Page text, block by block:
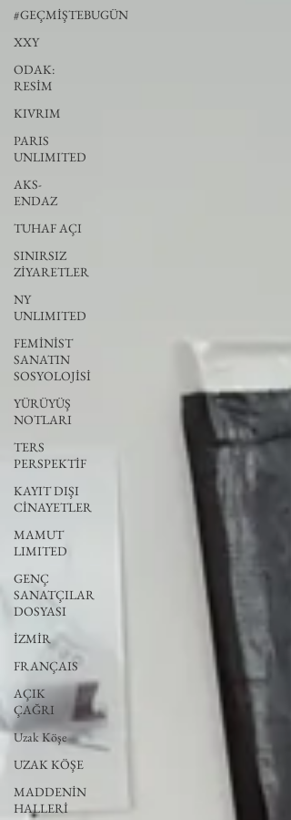
#GEÇMİŞTEBUGÜN
XXY
ODAK:
RESİM
KIVRIM
PARIS
UNLIMITED
AKS-
ENDAZ
TUHAF AÇI
SINIRSIZ
ZİYARETLER
NY
UNLIMITED
FEMİNİST
SANATIN
SOSYOLOJİSİ
YÜRÜYÜŞ
NOTLARI
TERS
PERSPEKTİF
KAYIT DIŞI
CİNAYETLER
MAMUT
LIMITED
GENÇ
SANATÇILAR
DOSYASI
İZMİR
FRANÇAIS
AÇIK
ÇAĞRI
Uzak Köşe
UZAK KÖŞE
MADDENİN
HALLERİ